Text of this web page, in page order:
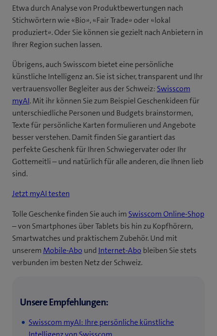
Etwa durch Analyse von Produktbewertungen nach
Stichwörtern wie «Bio», «Fair Trade» oder «lokal
produziert». Oder Sie können sie gezielt nach Anbietern in
Ihrer Region suchen lassen.
Übrigens, auch Swisscom bietet eine persönliche
künstliche Intelligenz an. Sie ist sicher, transparent und Ihr
vertrauensvoller Begleiter aus der Schweiz: Swisscom
myAI. Mit ihr können Sie zum Beispiel Geschenkideen für
unterschiedliche Personen und Budgets brainstormen,
Texte für persönliche Karten formulieren und Angebote
besser verstehen. Damit finden Sie garantiert das
perfekte Geschenk für Ihren Schwiegervater oder Ihr
Gottemeitli – und natürlich für alle anderen, die Ihnen lieb
sind.
Jetzt myAI testen
Tolle Geschenke finden Sie auch im Swisscom Online-Shop
– von Smartphones über Tablets bis hin zu Kopfhörern,
Smartwatches und praktischem Zubehör. Und mit
unserem Mobile-Abo und Internet-Abo bleiben Sie stets
verbunden im besten Netz der Schweiz.
Unsere Empfehlungen:
Swisscom myAI: Ihre persönliche künstliche